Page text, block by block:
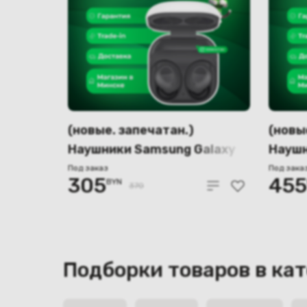
(новые. запечатан.)
Наушники Samsung Galaxy
Buds FE (графитовый)
Под заказ
305BYN 370
Buds
Под
455
Подборки товаров в